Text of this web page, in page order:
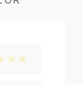
su 5
stelle su 5
3 stelle su 5
4 stelle su 5